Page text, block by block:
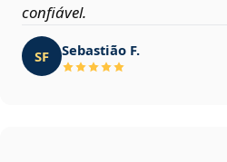
confiável.
SF Sebastião F.